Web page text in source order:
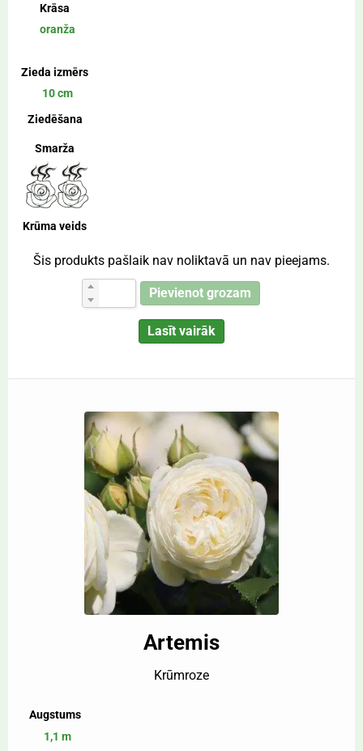
Krāsa
oranža
Zieda izmērs
10 cm
Ziedēšana
Smarža
Krūma veids
Šis produkts pašlaik nav noliktavā un nav pieejams.
Pievienot grozam
Lasīt vairāk
Artemis
Krūmroze
Augstums
1,1 m